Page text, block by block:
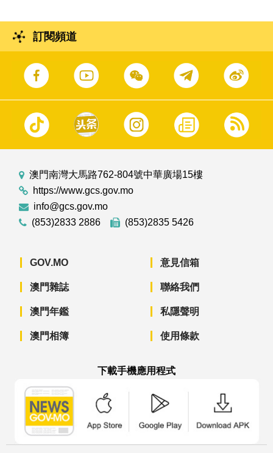
訂閱頻道
澳門南灣大馬路762-804號中華廣場15樓
https://www.gcs.gov.mo
info@gcs.gov.mo
(853)2833 2886
(853)2835 5426
GOV.MO
澳門雜誌
澳門年鑑
澳門相簿
意見信箱
聯絡我們
私隱聲明
使用條款
下載手機應用程式